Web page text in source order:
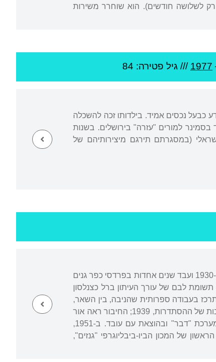
רק לשלושה חודשים). הוא שוחרר משירות
1977 /// גיל פטירה: 84
כבעל נכסים אמיד. בילדותו זכה להשכלה
ולמד עברית ורוסית. עלה ארצה ב-1911 והגיע לתל אביב. בשנים 1912-1913 למד בסמינר למורים "עזרה" בירושלים. בשנות
(במסגרתם תירגם מיצירותיהם של
נולד בזבלוטוב, גליציה המזרחית (אז באימפריה האוסטרו-הונגרית, כיום באוקראינה). עלה ארצה ב-1930 ועבד שנים אחדות בפרדסי כפר גנים
לבם של עורך העיתון ברל כצנלסון
בהזמנת כצנלסון עבר קרסל לירושלים (1938) והתרכז בעבודה ספרותית שהניבה, בין השאר,
את הביבליוגרפיה הראשונה פרי עטו: "מדעי החברה בעברית: ביבליוגרפיה" (הוצאת המרכז לתרבות של ההסתדרות, 1939; החיבור ראה אור
במהדורה מורחבת, 1948). ב-1943 עקר לתל אביב ועבד בארכיון תנועת העבודה ובהמשך במערכת "דבר" ובהוצאת עם עובד. ב-1951,
של המכון הביו-ביבליוגרפי "גנזים",